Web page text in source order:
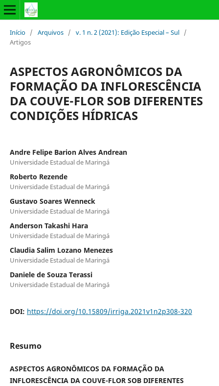
Início / Arquivos / v. 1 n. 2 (2021): Edição Especial – Sul /
Artigos
ASPECTOS AGRONÔMICOS DA
FORMAÇÃO DA INFLORESCÊNCIA
DA COUVE-FLOR SOB DIFERENTES
CONDIÇÕES HÍDRICAS
Andre Felipe Barion Alves Andrean
Universidade Estadual de Maringá
Roberto Rezende
Universidade Estadual de Maringá
Gustavo Soares Wenneck
Universidade Estadual de Maringá
Anderson Takashi Hara
Universidade Estadual de Maringá
Claudia Salim Lozano Menezes
Universidade Estadual de Maringá
Daniele de Souza Terassi
Universidade Estadual de Maringá
DOI: https://doi.org/10.15809/irriga.2021v1n2p308-320
Resumo
ASPECTOS AGRONÔMICOS DA FORMAÇÃO DA
INFLORESCÊNCIA DA COUVE-FLOR SOB DIFERENTES